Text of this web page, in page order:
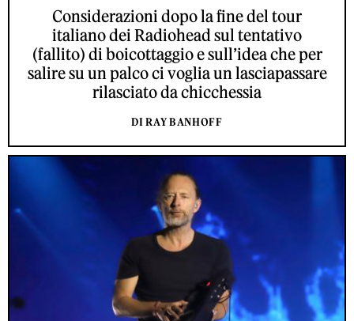
Considerazioni dopo la fine del tour
italiano dei Radiohead sul tentativo
(fallito) di boicottaggio e sull’idea che per
salire su un palco ci voglia un lasciapassare
rilasciato da chicchessia
DI RAY BANHOFF